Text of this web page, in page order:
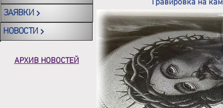
Гравировка на
ЗАЯВКИ
НОВОСТИ
АРХИВ НОВОСТЕЙ